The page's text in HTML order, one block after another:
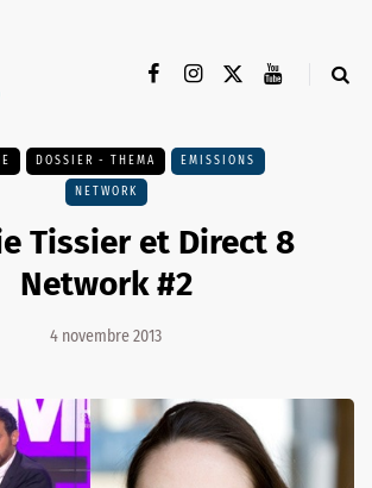
DOSSIER - THEMA EMISSIONS
NETWORK
Tissier et Direct 8
Network #2
4 novembre 2013